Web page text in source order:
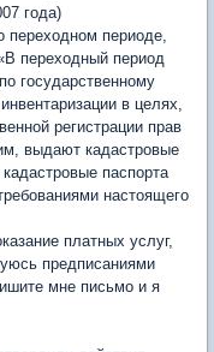
года)
переходном периоде,
переходный период
государственному
в целях,
регистрации прав
выдают кадастровые
паспорта
настоящего
платных услуг,
предписаниями
мне письмо и я